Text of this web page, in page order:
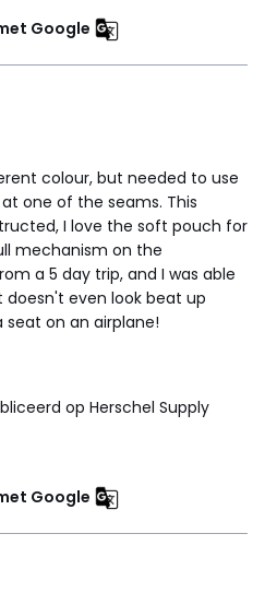
Google
colour, but needed to use
one of the seams. This
I love the soft pouch for
mechanism on the
a 5 day trip, and I was able
even look beat up
on an airplane!
op Herschel Supply
Google